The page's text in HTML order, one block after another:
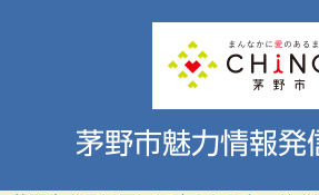
茅野市魅力情報発